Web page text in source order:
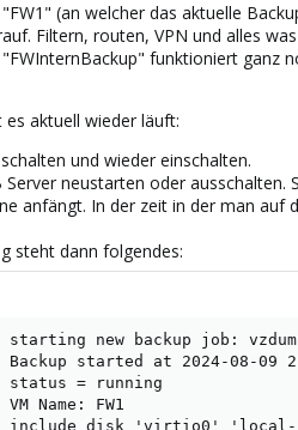
(an welcher das aktuelle
Filtern, routen, VPN und alles
funktioniert ganz
aktuell wieder läuft:
und wieder einschalten.
Server neustarten oder
anfängt. In der zeit in der man auf
steht dann folgendes:
starting new backup job:
Backup started at 2024-08-09
status = running
Name: FW1
include disk 'virtio0' 'local-